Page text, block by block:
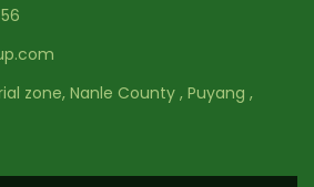
zone, Nanle County , Puyang ,